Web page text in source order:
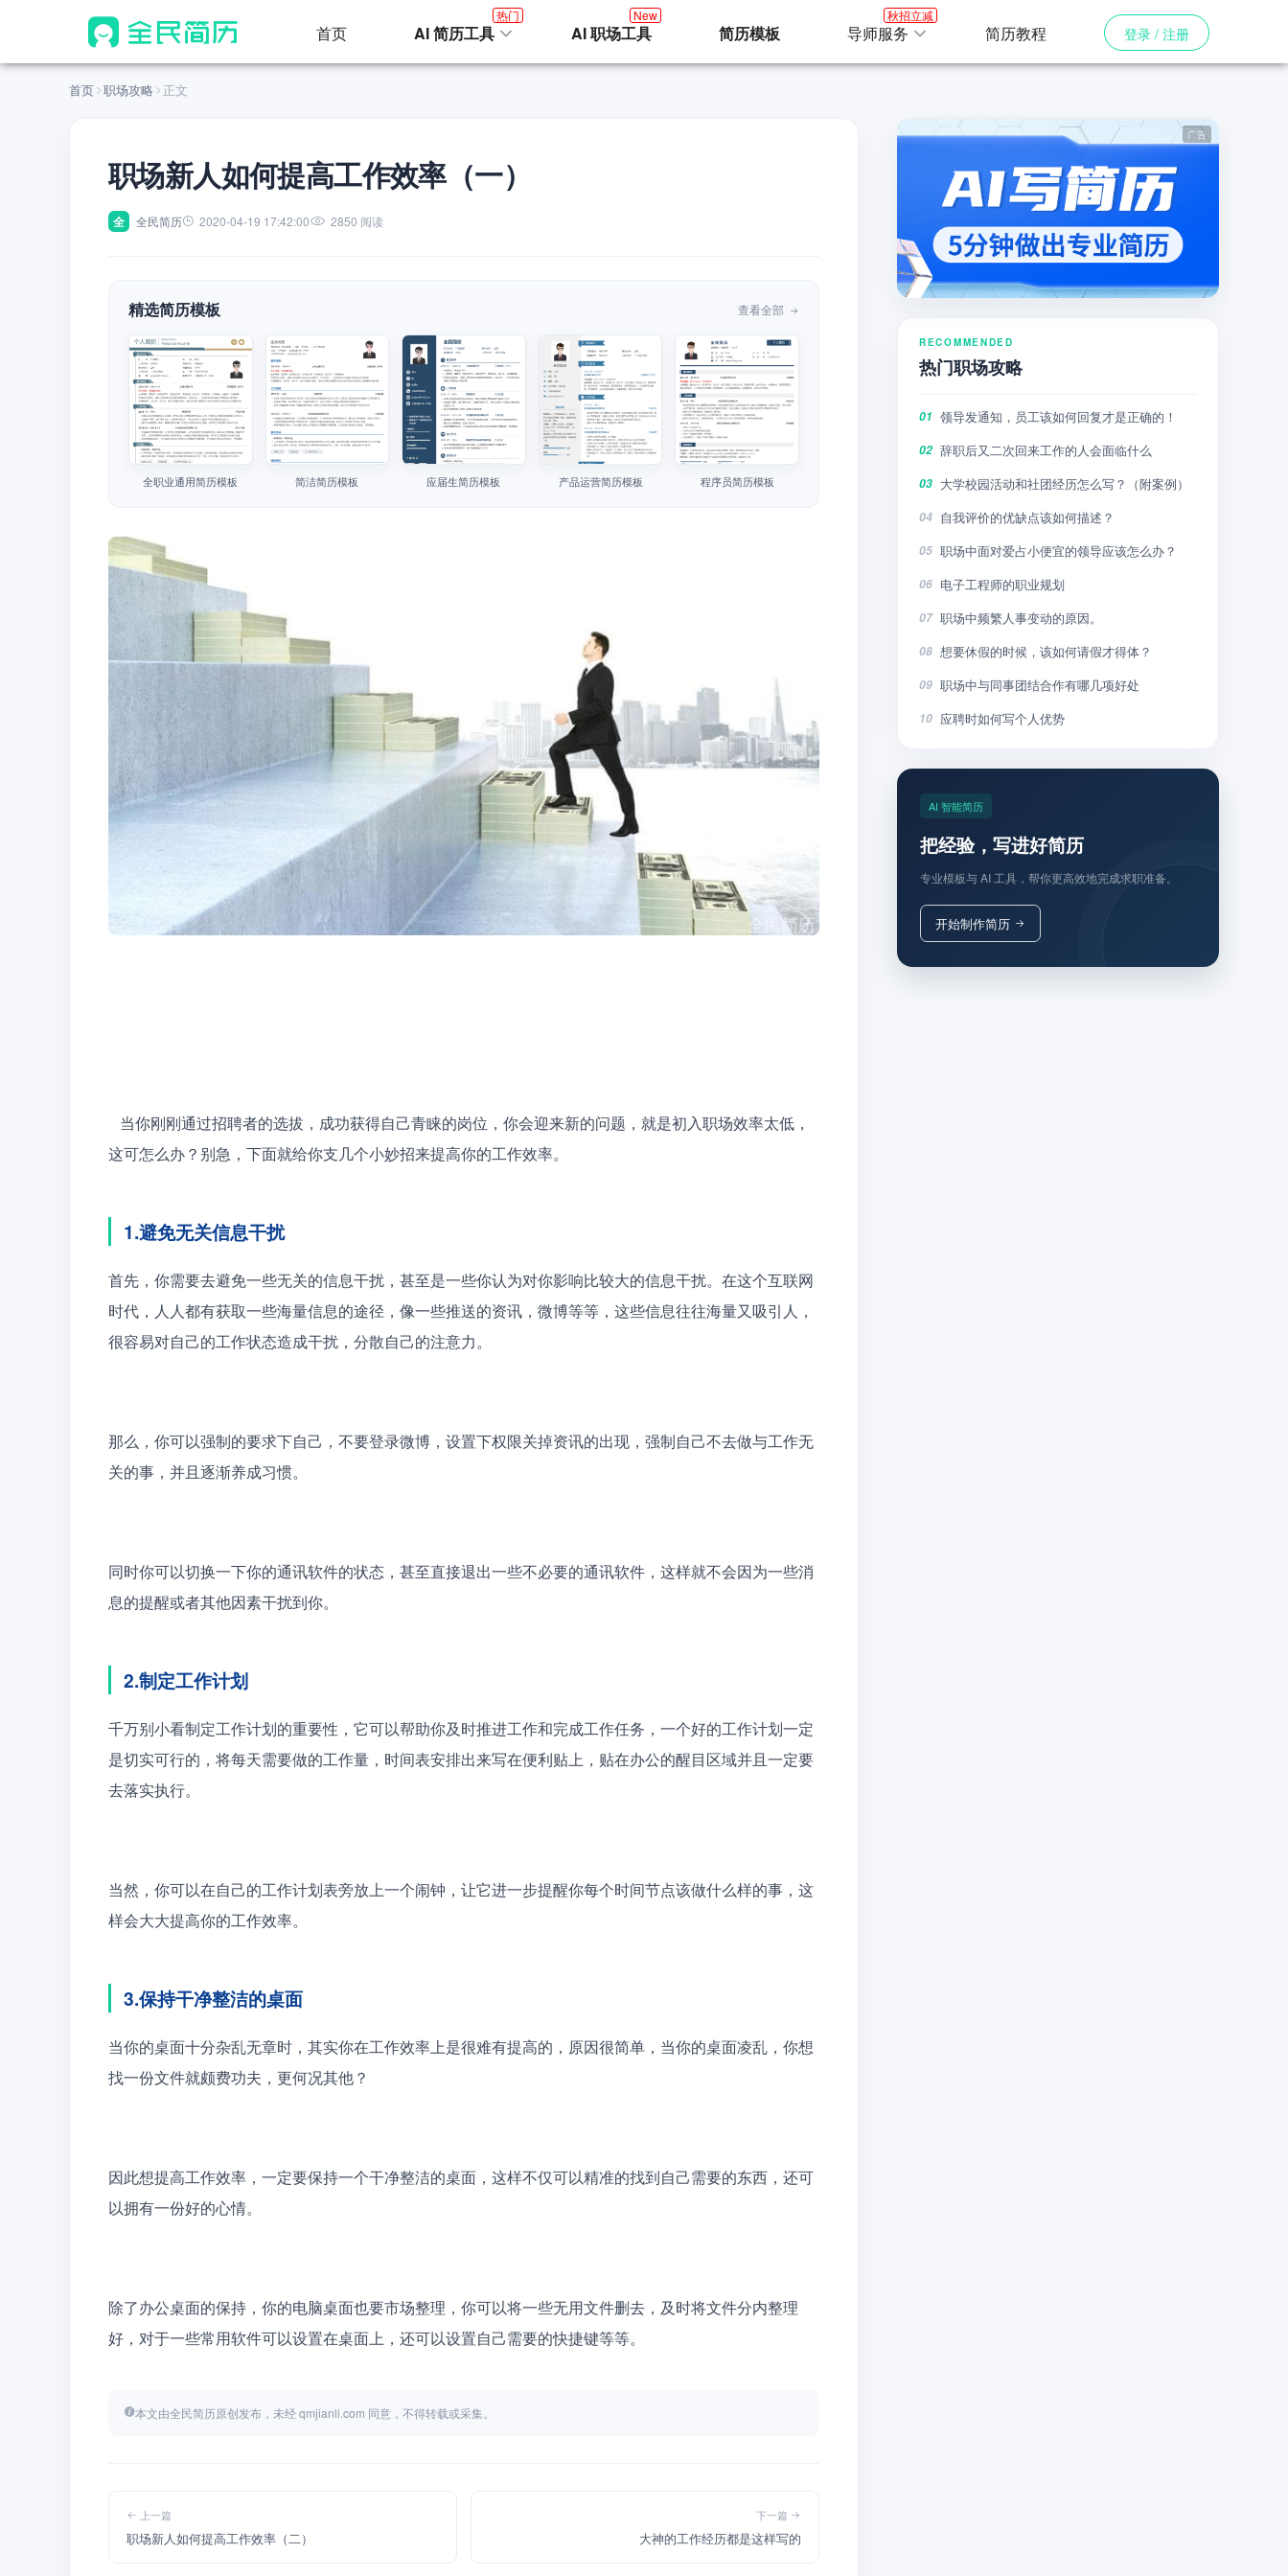
首页 AI 简历工具
热门
AI 职场工具
New
简历模板 导师服务
秋招立减
简历教程 登录 / 注册
首页 职场攻略 正文
职场新人如何提高工作效率（一）
全 全民简历 2020-04-19 17:42:00 2850 阅读
精选简历模板 查看全部
全职业通用简历模板 简洁简历模板 应届生简历模板 产品运营简历模板 程序员简历模板
这可怎么办？别急，下面就给你支几个小妙招来提高你的工作效率。
1.避免无关信息干扰
首先，你需要去避免一些无关的信息干扰，甚至是一些你认为对你影响比较大的信息干扰。在这个互联网
时代，人人都有获取一些海量信息的途径，像一些推送的资讯，微博等等，这些信息往往海量又吸引人，
很容易对自己的工作状态造成干扰，分散自己的注意力。
那么，你可以强制的要求下自己，不要登录微博，设置下权限关掉资讯的出现，强制自己不去做与工作无
关的事，并且逐渐养成习惯。
同时你可以切换一下你的通讯软件的状态，甚至直接退出一些不必要的通讯软件，这样就不会因为一些消
息的提醒或者其他因素干扰到你。
2.制定工作计划
千万别小看制定工作计划的重要性，它可以帮助你及时推进工作和完成工作任务，一个好的工作计划一定
是切实可行的，将每天需要做的工作量，时间表安排出来写在便利贴上，贴在办公的醒目区域并且一定要
去落实执行。
当然，你可以在自己的工作计划表旁放上一个闹钟，让它进一步提醒你每个时间节点该做什么样的事，这
样会大大提高你的工作效率。
3.保持干净整洁的桌面
当你的桌面十分杂乱无章时，其实你在工作效率上是很难有提高的，原因很简单，当你的桌面凌乱，你想
找一份文件就颇费功夫，更何况其他？
因此想提高工作效率，一定要保持一个干净整洁的桌面，这样不仅可以精准的找到自己需要的东西，还可
以拥有一份好的心情。
除了办公桌面的保持，你的电脑桌面也要市场整理，你可以将一些无用文件删去，及时将文件分内整理
好，对于一些常用软件可以设置在桌面上，还可以设置自己需要的快捷键等等。
本文由全民简历原创发布，未经 qmjianli.com 同意，不得转载或采集。
上一篇
职场新人如何提高工作效率（二）
下一篇
大神的工作经历都是这样写的
RECOMMENDED
热门职场攻略
01 领导发通知，员工该如何回复才是正确的！
02 辞职后又二次回来工作的人会面临什么
03 大学校园活动和社团经历怎么写？（附案例）
04 自我评价的优缺点该如何描述？
05 职场中面对爱占小便宜的领导应该怎么办？
06 电子工程师的职业规划
07 职场中频繁人事变动的原因。
08 想要休假的时候，该如何请假才得体？
09 职场中与同事团结合作有哪几项好处
10 应聘时如何写个人优势
AI 智能简历
把经验，写进好简历
专业模板与 AI 工具，帮你更高效地完成求职准备。
开始制作简历